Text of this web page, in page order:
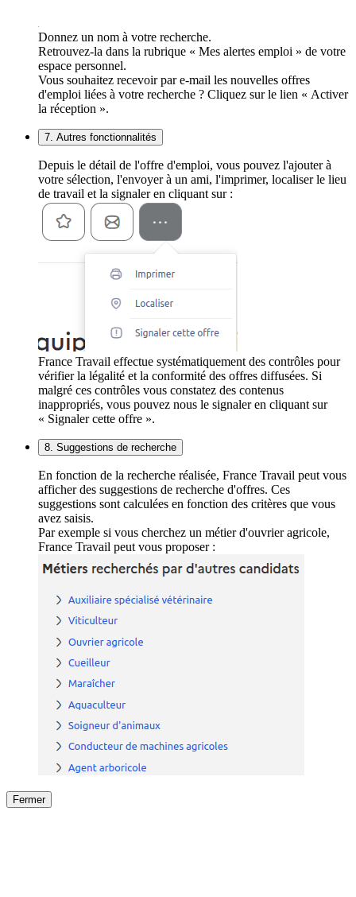
Donnez un nom à votre recherche.
Retrouvez-la dans la rubrique « Mes alertes emploi » de votre
espace personnel.
Vous souhaitez recevoir par e-mail les nouvelles offres
d'emploi liées à votre recherche ? Cliquez sur le lien « Activer
la réception ».
7. Autres fonctionnalités
Depuis le détail de l'offre d'emploi, vous pouvez l'ajouter à
votre sélection, l'envoyer à un ami, l'imprimer, localiser le lieu
de travail et la signaler en cliquant sur :
France Travail effectue systématiquement des contrôles pour
vérifier la légalité et la conformité des offres diffusées. Si
malgré ces contrôles vous constatez des contenus
inappropriés, vous pouvez nous le signaler en cliquant sur
« Signaler cette offre ».
8. Suggestions de recherche
En fonction de la recherche réalisée, France Travail peut vous
afficher des suggestions de recherche d'offres. Ces
suggestions sont calculées en fonction des critères que vous
avez saisis.
Par exemple si vous cherchez un métier d'ouvrier agricole,
France Travail peut vous proposer :
Fermer